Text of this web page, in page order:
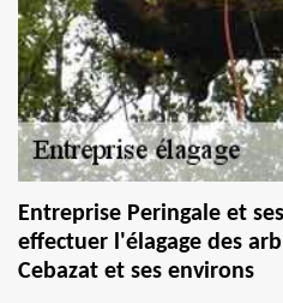
Entreprise Peringale et
effectuer l'élagage des
Cebazat et ses environs